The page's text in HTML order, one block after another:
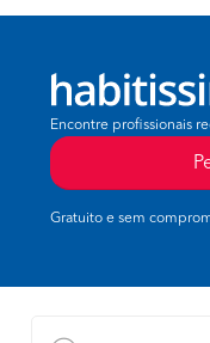
Encontre profissionais
Gratuito e sem